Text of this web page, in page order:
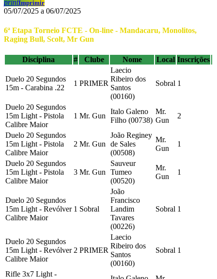
printImprimir
05/07/2025 a 06/07/2025
6ª Etapa Torneio FCTE - On-line - Mandacaru, Monolitos,
Raging Bull, Scolt, Mr Gun
Disciplina # Clube Nome Local Inscrições
Duelo 20 Segundos
15m - Carabina .22
1 PRIMER
Laecio
Ribeiro dos
Santos
(00160)
Sobral 1
Duelo 20 Segundos
15m Light - Pistola
Calibre Maior
1 Mr. Gun
Italo Galeno
Filho (00738)
Mr.
Gun
2
Duelo 20 Segundos
15m Light - Pistola
Calibre Maior
2 Mr. Gun
João Reginey
de Sales
(00508)
Mr.
Gun
1
Duelo 20 Segundos
15m Light - Pistola
Calibre Maior
3 Mr. Gun
Sauveur
Tumeo
(00520)
Mr.
Gun
1
Duelo 20 Segundos
15m Light - Revólver
Calibre Maior
1 Sobral
João
Francisco
Landim
Tavares
(00226)
Sobral 1
Duelo 20 Segundos
15m Light - Revólver
Calibre Maior
2 PRIMER
Laecio
Ribeiro dos
Santos
(00160)
Sobral 1
Rifle 3x7 Light -